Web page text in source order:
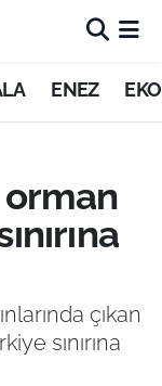
ENEZ
orman
çıkan
sınırına